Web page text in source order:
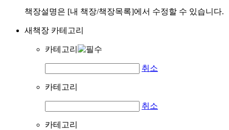
책장설명은 [내 책장/책장목록]에서 수정할 수 있습니다.
새책장 카테고리
카테고리
취소
카테고리
취소
카테고리